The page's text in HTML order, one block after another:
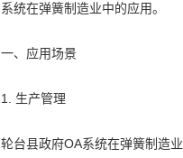
系统在弹簧制造业中的应用。
一、应用场景
1. 生产管理
轮台县政府OA系统在弹簧制造